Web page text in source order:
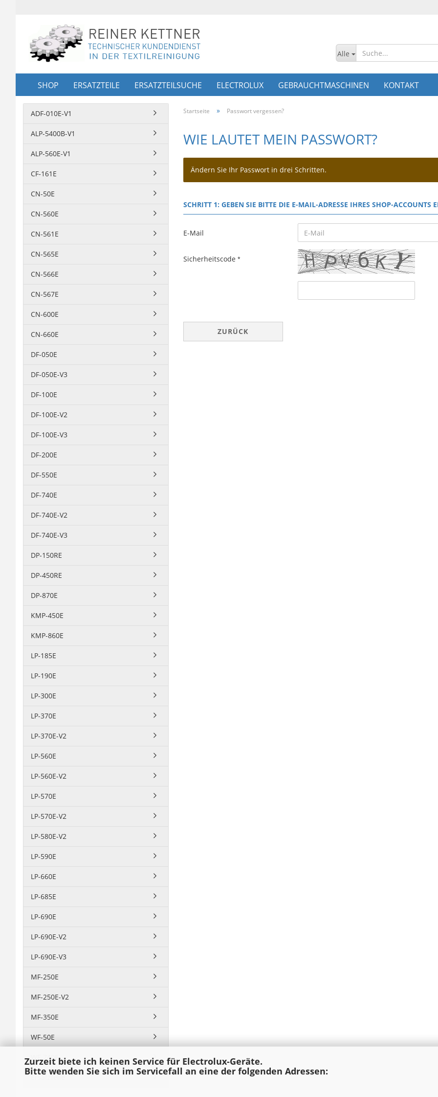
Zurzeit biete ich keinen Service für Electrolux-Geräte.
Bitte wenden Sie sich im Servicefall an eine der folgenden Adressen:
Alle
SHOP ERSATZTEILE ERSATZTEILSUCHE ELECTROLUX GEBRAUCHTMASCHINEN KONTAKT
Startseite » Passwort vergessen?
WIE LAUTET MEIN PASSWORT?
Ändern Sie Ihr Passwort in drei Schritten.
SCHRITT 1: GEBEN SIE BITTE DIE E-MAIL-ADRESSE IHRES SHOP-ACCOUNTS
E-Mail
Sicherheitscode
ZURÜCK
ADF-010E-V1
ALP-5400B-V1
ALP-560E-V1
CF-161E
CN-50E
CN-560E
CN-561E
CN-565E
CN-566E
CN-567E
CN-600E
CN-660E
DF-050E
DF-050E-V3
DF-100E
DF-100E-V2
DF-100E-V3
DF-200E
DF-550E
DF-740E
DF-740E-V2
DF-740E-V3
DP-150RE
DP-450RE
DP-870E
KMP-450E
KMP-860E
LP-185E
LP-190E
LP-300E
LP-370E
LP-370E-V2
LP-560E
LP-560E-V2
LP-570E
LP-570E-V2
LP-580E-V2
LP-590E
LP-660E
LP-685E
LP-690E
LP-690E-V2
LP-690E-V3
MF-250E
MF-250E-V2
MF-350E
WF-50E
WF-740E
Ersatzteile